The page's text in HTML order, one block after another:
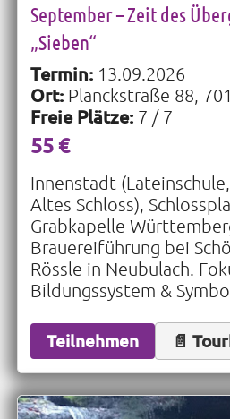
September – Zeit des
„Sieben“
Termin:13.09.2026
Ort:Planckstraße 88,
Freie Plätze:7 / 7
55 €
Innenstadt
Altes Schloss),
Grabkapelle
Brauereiführung bei
Rössle in Neubulach.
Bildungssystem &
Teilnehmen 📄